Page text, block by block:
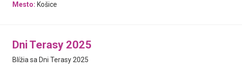
Mesto: Košice
Dni Terasy 2025
Blížia sa Dni Terasy 2025